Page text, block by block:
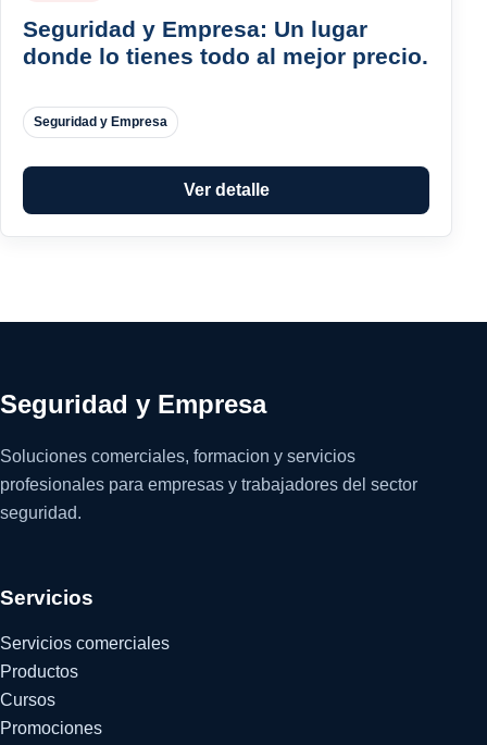
Seguridad y Empresa: Un lugar
donde lo tienes todo al mejor precio.
Seguridad y Empresa
Ver detalle
Seguridad y Empresa
Soluciones comerciales, formacion y servicios
profesionales para empresas y trabajadores del sector
seguridad.
Servicios
Servicios comerciales
Productos
Cursos
Promociones